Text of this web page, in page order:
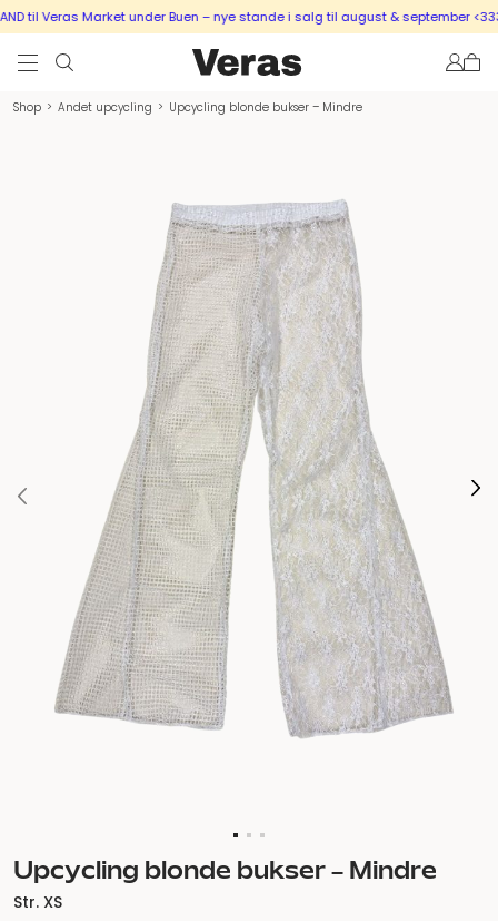
til Veras Market under Buen – nye stande i salg til august & september <333
Shop > Andet upcycling > Upcycling blonde bukser – Mindre
Upcycling blonde bukser – Mindre
Str. XS